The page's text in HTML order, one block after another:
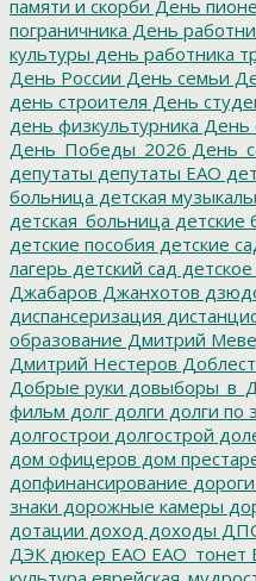
памяти и скорби День
пограничника День
культуры день работника
День России День семьи
день строителя День
день физкультурника День
День_Победы_2026
депутаты депутаты ЕАО
больница детская
детская_больница детские
детские пособия детские
лагерь детский сад
Джабаров Джанхотов
диспансеризация
образование Дмитрий
Дмитрий Нестеров
Добрые руки
фильм долг долги долги по
долгострои долгострой
дом офицеров дом
допфинансирование дороги
знаки дорожные камеры
дотации доход доходы
ДЭК дюкер ЕАО ЕАО_тонет